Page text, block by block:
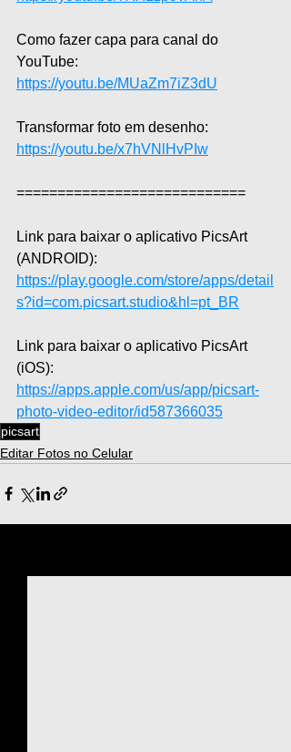
Como fazer capa para canal do
YouTube:
https://youtu.be/MUaZm7iZ3dU
Transformar foto em desenho:
https://youtu.be/x7hVNlHvPIw
============================
Link para baixar o aplicativo PicsArt
(ANDROID):
https://play.google.com/store/apps/detail
s?id=com.picsart.studio&hl=pt_BR
Link para baixar o aplicativo PicsArt
(iOS):
https://apps.apple.com/us/app/picsart-
photo-video-editor/id587366035
picsart
Editar Fotos no Celular